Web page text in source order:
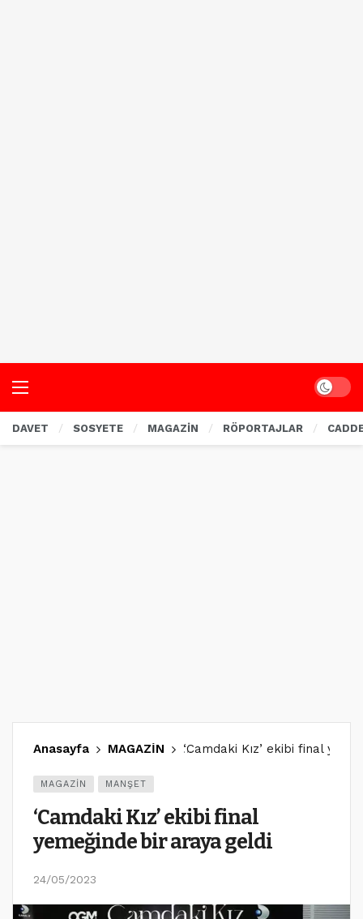
Dark
DAVET SOSYETE MAGAZİN RÖPORTAJLAR
Anasayfa MAGAZİN ‘Camdaki Kız’ ekibi final
MAGAZİN MANŞET
‘Camdaki Kız’ ekibi final
yemeğinde bir araya geldi
24/05/2023